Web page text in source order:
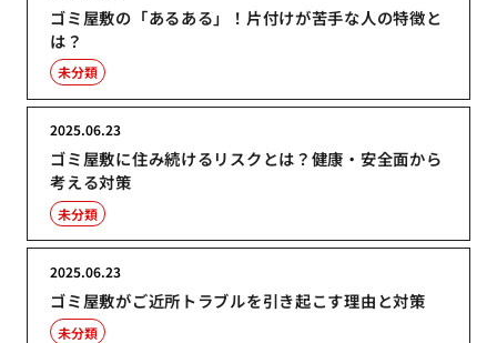
ゴミ屋敷の「あるある」！片付けが苦手な人の特徴と
は？
未分類
ゴミ屋敷に住み続けるリスクとは？健康・安全面から
考える対策
2025.06.23
未分類
ゴミ屋敷がご近所トラブルを引き起こす理由と対策
2025.06.23
未分類